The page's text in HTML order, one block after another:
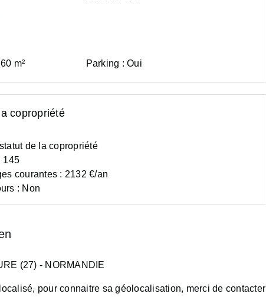
60 m² Parking : Oui
copropriété
de la copropriété
145
courantes : 2132 €/an
: Non
(27) - NORMANDIE
pour connaitre sa géolocalisation, merci de contacter